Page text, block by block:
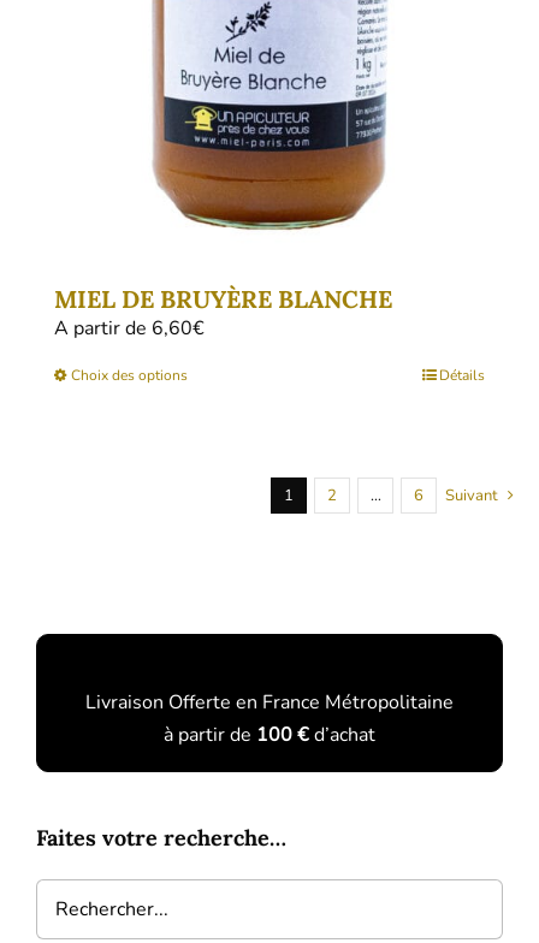
choisies
la
page
du
produit
MIEL DE BRUYÈRE BLANCHE
A partir de 6,60€
Choix des optionsCe
variations.
être
sur
la
page
produit
Détails
1 2 … 6 Suivant
Livraison Offerte en France Métropolitaine
à partir de 100 €d’achat
Faites votre recherche…